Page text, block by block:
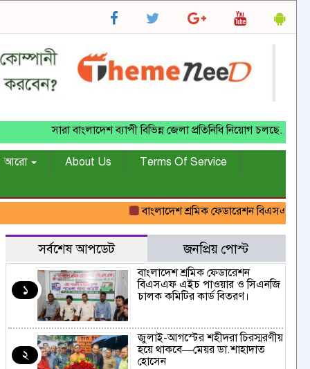
সারা বাংলাদেশ ব্যাপী বিভিন্ন জেলা প্রতিনিধি নিয়োগ
আরো About Us
Terms Of Service
বাংলাদেশ শ্রমিক ফেডারেশন বিএসএফ এইচ
সর্বশেষ আপডেট জনপ্রিয় পোস্ট
১
বাংলাদেশ শ্রমিক ফেডারেশন
বিএসএফ এইচ পাওয়ার ও সিএনজি
চালক কমিটির কার্ড বিতরণ।
২
জুলাই-আগস্টের শহীদরা চিরস্মরণীয়
হয়ে থাকবে—মেয়র ডা.শাহাদাত
হোসেন